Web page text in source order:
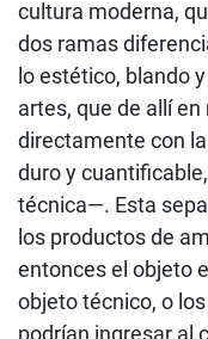
cultura moderna,
dos ramas
lo estético, blando
artes, que de allí
directamente con
duro y
técnica—. Esta
los productos de
entonces el objeto
objeto técnico, o
podrían ingresar al